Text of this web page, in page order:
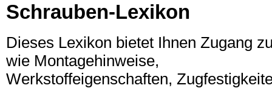
Schrauben-Lexikon
Dieses Lexikon bietet Ihnen Zugang
wie Montagehinweise,
Werkstoffeigenschaften,